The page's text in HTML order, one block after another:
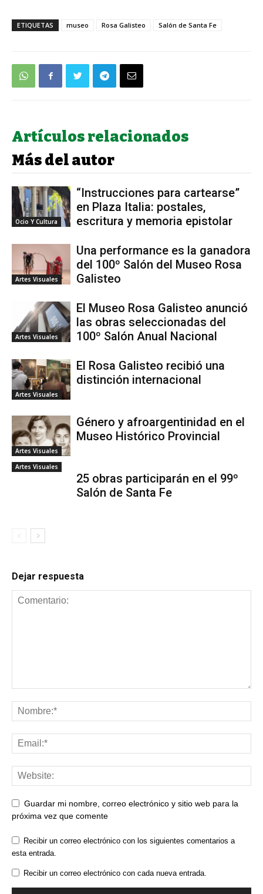
ETIQUETAS museo Rosa Galisteo Salón de Santa Fe
Artículos relacionados
Más del autor
Ocio Y Cultura
“Instrucciones para cartearse”
en Plaza Italia: postales,
escritura y memoria epistolar
Artes Visuales
Una performance es la ganadora
del 100º Salón del Museo Rosa
Galisteo
Artes Visuales
El Museo Rosa Galisteo anunció
las obras seleccionadas del
100º Salón Anual Nacional
Artes Visuales
El Rosa Galisteo recibió una
distinción internacional
Artes Visuales
Género y afroargentinidad en el
Museo Histórico Provincial
Artes Visuales
25 obras participarán en el 99º
Salón de Santa Fe
Dejar respuesta
Guardar mi nombre, correo electrónico y sitio web para la
próxima vez que comente
Recibir un correo electrónico con los siguientes comentarios a
esta entrada.
Recibir un correo electrónico con cada nueva entrada.